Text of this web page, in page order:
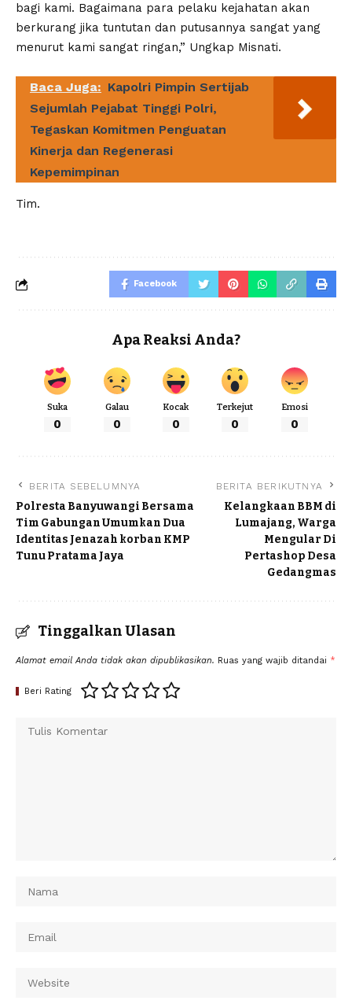
bagi kami. Bagaimana para pelaku kejahatan akan
berkurang jika tuntutan dan putusannya sangat yang
menurut kami sangat ringan,” Ungkap Misnati.
Baca Juga: Kapolri Pimpin Sertijab
Sejumlah Pejabat Tinggi Polri,
Tegaskan Komitmen Penguatan
Kinerja dan Regenerasi
Kepemimpinan
Tim.
Facebook
Apa Reaksi Anda?
Suka
0
Galau
0
Kocak
0
Terkejut
0
Emosi
0
BERITA SEBELUMNYA
Polresta Banyuwangi Bersama
Tim Gabungan Umumkan Dua
Identitas Jenazah korban KMP
Tunu Pratama Jaya
BERITA BERIKUTNYA
Kelangkaan BBM di
Lumajang, Warga
Mengular Di
Pertashop Desa
Gedangmas
Tinggalkan Ulasan
Alamat email Anda tidak akan dipublikasikan. Ruas yang wajib ditandai *
Beri Rating